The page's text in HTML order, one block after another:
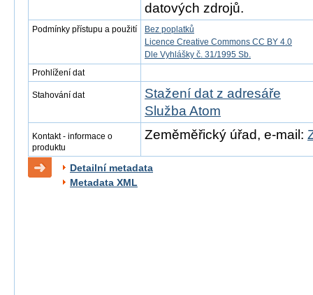
datových zdrojů.
Podmínky přístupu a použití
Bez poplatků
Licence Creative Commons CC BY 4.0
Dle Vyhlášky č. 31/1995 Sb.
Prohlížení dat
Stahování dat
Stažení dat z adresáře
Služba Atom
Kontakt - informace o
produktu
Zeměměřický úřad, e-mail:
Detailní metadata
Metadata XML